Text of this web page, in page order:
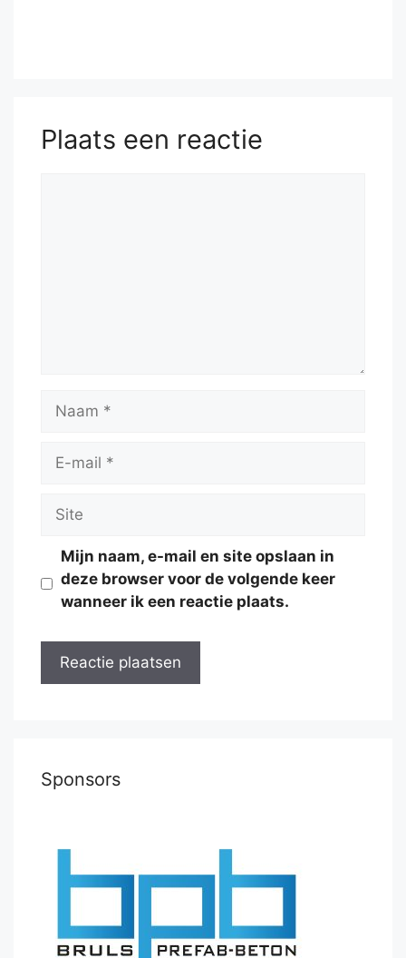
Plaats een reactie
Naam
Site
Mijn naam, e-mail en site opslaan in
deze browser voor de volgende keer
wanneer ik een reactie plaats.
Sponsors